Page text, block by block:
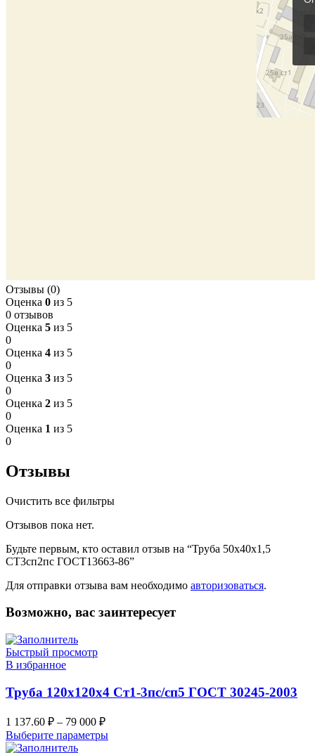
Отзывы (0)
Оценка 0 из 5
0 отзывов
Оценка 5 из 5
0
Оценка 4 из 5
0
Оценка 3 из 5
0
Оценка 2 из 5
0
Оценка 1 из 5
0
Отзывы
Очистить все фильтры
Отзывов пока нет.
Будьте первым, кто оставил отзыв на “Труба 50х40х1,5
СТ3сп2пс ГОСТ13663-86”
Для отправки отзыва вам необходимо авторизоваться.
Возможно, вас заинтересует
Быстрый просмотр
В избранное
Труба 120х120х4 Ст1-3пс/сп5 ГОСТ 30245-2003
1 137.60 ₽ – 79 000 ₽
Выберите параметры